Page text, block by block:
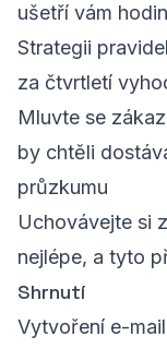
ušetří vám
Strategii
za čtvrtletí
Mluvte se
by chtěli
průzkumu
Uchovávejte si
nejlépe, a tyto
Shrnutí
Vytvoření e-